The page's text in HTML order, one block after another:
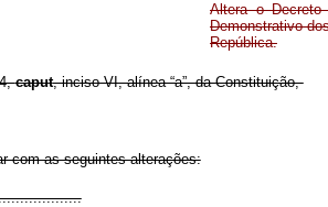
Altera o
Demonstrativo
República.
caput, inciso VI, alínea “a”, da Constituição,
com as seguintes alterações: